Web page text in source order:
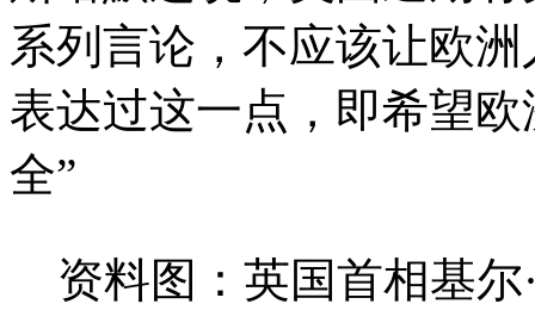
系列言论，不应该让欧
表达过这一点，即希望
全”
资料图：英国首相基